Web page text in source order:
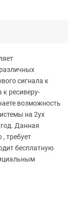
сигнала к
к ресиверу-
возможность
на 2ух
Данная
требует
бесплатную